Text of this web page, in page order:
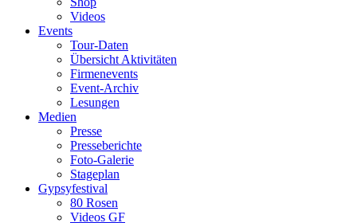
Videos
Events
Tour-Daten
Übersicht Aktivitäten
Firmenevents
Event-Archiv
Lesungen
Medien
Presse
Presseberichte
Foto-Galerie
Stageplan
Gypsyfestival
80 Rosen
Videos GF